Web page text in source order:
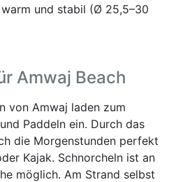
und stabil (Ø 25,5–30
Amwaj Beach
von Amwaj laden zum
Paddeln ein. Durch das
die Morgenstunden perfekt
Kajak. Schnorcheln ist an
möglich. Am Strand selbst